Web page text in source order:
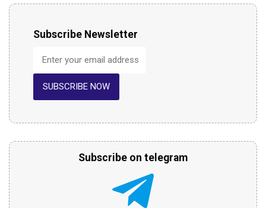
Subscribe Newsletter
SUBSCRIBE NOW
Subscribe on telegram